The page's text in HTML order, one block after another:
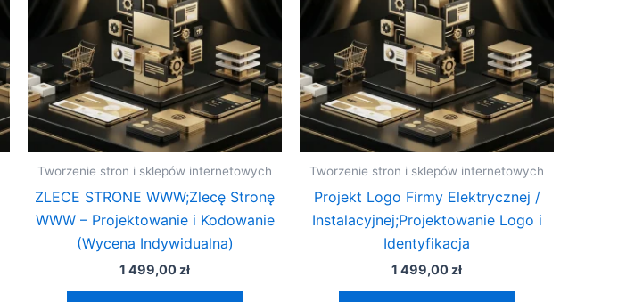
Tworzenie stron i sklepów internetowych
ZLECE STRONE WWW;Zlecę Stronę
WWW – Projektowanie i Kodowanie
(Wycena Indywidualna)
1 499,00 zł
Tworzenie stron i sklepów internetowych
Projekt Logo Firmy Elektrycznej /
Instalacyjnej;Projektowanie Logo i
Identyfikacja
1 499,00 zł